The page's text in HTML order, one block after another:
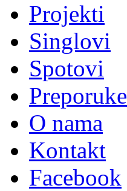
Projekti
Singlovi
Spotovi
Preporuke
O nama
Kontakt
Facebook